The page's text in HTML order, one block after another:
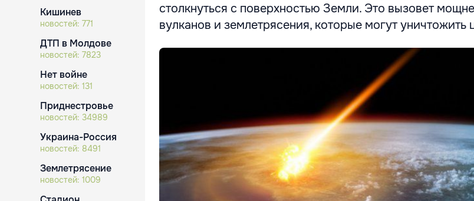
Кишинев
новостей: 771
ДТП в Молдове
новостей: 7823
Нет войне
новостей: 131
Приднестровье
новостей: 34989
Украина-Россия
новостей: 8491
Землетрясение
новостей: 1009
столкнуться с поверхностью Земли. Это вызовет
вулканов и землетрясения, которые могут уничтожить